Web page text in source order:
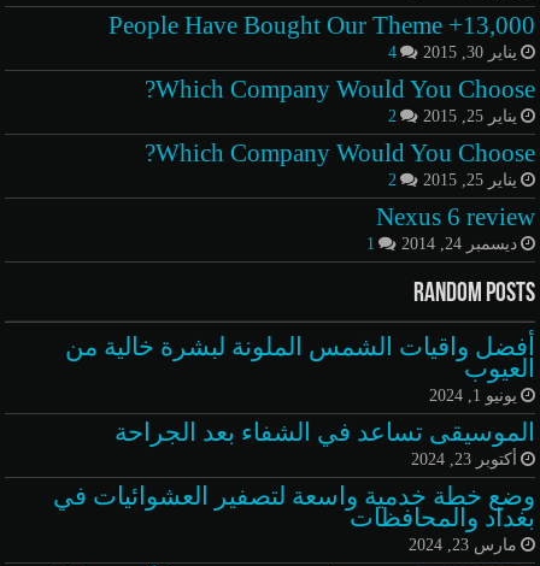
13,000+ People Have Bought Our Theme
يناير 30, 2015 4
Which Company Would You Choose?
يناير 25, 2015 2
Which Company Would You Choose?
يناير 25, 2015 2
Nexus 6 review
ديسمبر 24, 2014 1
Random Posts
أفضل واقيات الشمس الملونة لبشرة خالية من
العيوب
يونيو 1, 2024
الموسيقى تساعد في الشفاء بعد الجراحة
أكتوبر 23, 2024
وضع خطة خدمية واسعة لتصفير العشوائيات في
بغداد والمحافظات
مارس 23, 2024